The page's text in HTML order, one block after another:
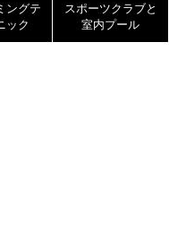
ングテ
ック
スポーツクラブと
室内プール